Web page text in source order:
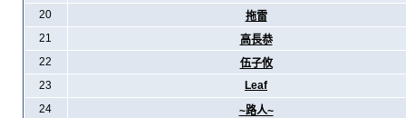
20
拖雷
21
高長恭
22
伍子攸
23
Leaf
24
~路人~